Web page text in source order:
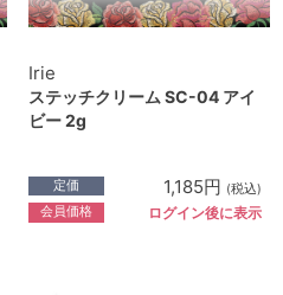
Irie
ステッチクリーム SC-04 アイ
ビー 2g
定価 1,185円 (税込)
会員価格 ログイン後に表示